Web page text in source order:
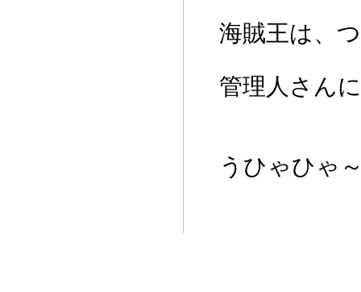
海賊王は、
管理人さん
うひゃひゃ